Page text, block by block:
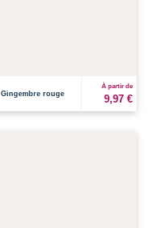
Gingembre rouge
À partir de
9,97 €